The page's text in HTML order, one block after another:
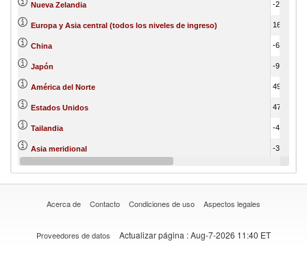
Nueva Zelandia
Europa y Asia central (todos los niveles de ingreso)
China
Japón
América del Norte
Estados Unidos
Tailandia
Asia meridional
-33,785.12
Acerca de Contacto Condiciones de uso Aspectos legales
Proveedores de datos Actualizar página : Aug-7-2026 11:40 ET